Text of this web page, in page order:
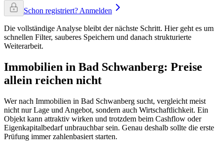
Schon registriert? Anmelden
Die vollständige Analyse bleibt der nächste Schritt. Hier geht es um
schnellen Filter, sauberes Speichern und danach strukturierte
Weiterarbeit.
Immobilien in Bad Schwanberg: Preise
allein reichen nicht
Wer nach Immobilien in Bad Schwanberg sucht, vergleicht meist
nicht nur Lage und Angebot, sondern auch Wirtschaftlichkeit. Ein
Objekt kann attraktiv wirken und trotzdem beim Cashflow oder
Eigenkapitalbedarf unbrauchbar sein. Genau deshalb sollte die erste
Prüfung immer zahlenbasiert starten.